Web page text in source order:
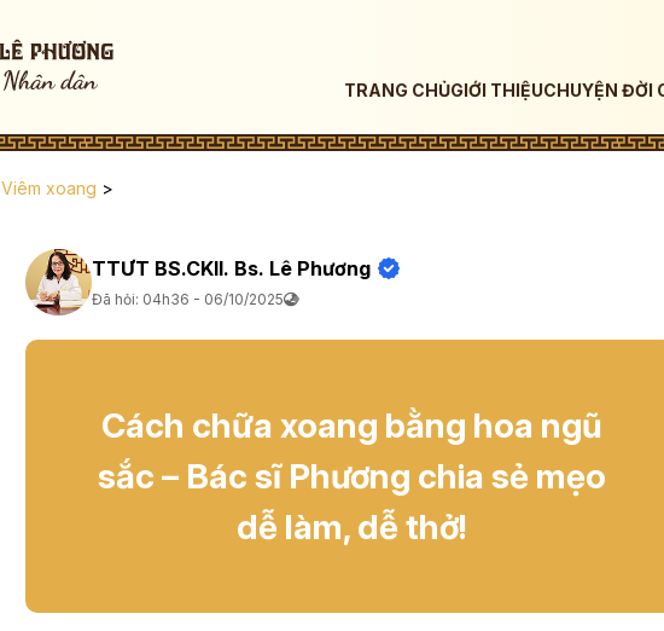
TRANG CHỦGIỚI THIỆUCHUYỆN ĐỜI
Viêm xoang >
TTƯT BS.CKII. Bs. Lê Phương
Đã hỏi: 04h36 - 06/10/2025
Cách chữa xoang bằng hoa ngũ
sắc – Bác sĩ Phương chia sẻ mẹo
dễ làm, dễ thở!